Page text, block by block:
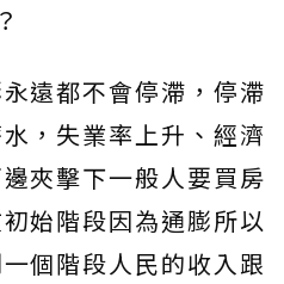
遠都不會停滯，停滯
，失業率上升、經濟
夾擊下一般人要買房
始階段因為通膨所以
個階段人民的收入跟